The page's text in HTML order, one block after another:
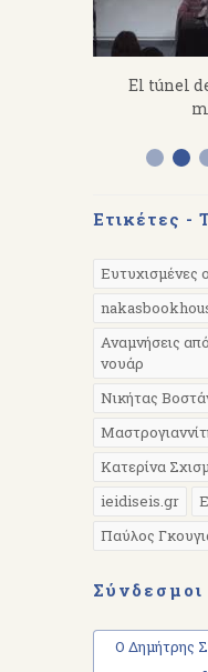
El túnel
Ετικέτες -
Ευτυχισμένες
Αναμνήσεις
νουάρ
Νικήτας
Κατερίνα
ieidiseis.gr
Παύλος
Σύνδεσμοι
Ο Δημήτρης